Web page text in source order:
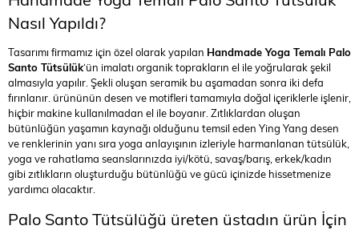
Nasıl Yapıldı?
Tasarımı firmamız için özel olarak yapılan Handmade Yoga Temalı Palo
Santo Tütsülük‘ün imalatı organik toprakların el ile yoğrularak şekil
almasıyla yapılır. Şekli oluşan seramik bu aşamadan sonra iki defa
fırınlanır. ürününün desen ve motifleri tamamıyla doğal içeriklerle işlenir,
hiçbir makine kullanılmadan el ile boyanır. Zıtlıklardan oluşan
bütünlüğün yaşamın kaynağı olduğunu temsil eden Ying Yang desen
ve renklerinin yanı sıra yoga anlayışının izleriyle harmanlanan tütsülük,
yoga ve rahatlama seanslarınızda iyi/kötü, savaş/barış, erkek/kadın
gibi zıtlıkların oluşturduğu bütünlüğü ve gücü içinizde hissetmenize
yardımcı olacaktır.
Palo Santo Tütsülüğü üreten üstadın ürün İçin